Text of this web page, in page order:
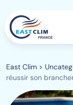
East Clim >
réussir son